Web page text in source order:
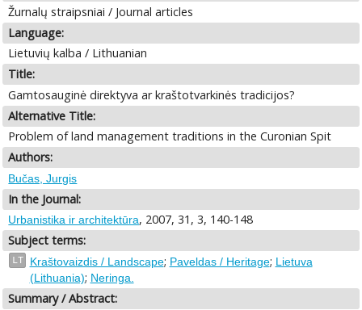
Žurnalų straipsniai / Journal articles
Language:
Lietuvių kalba / Lithuanian
Title:
Gamtosauginė direktyva ar kraštotvarkinės tradicijos?
Alternative Title:
Problem of land management traditions in the Curonian Spit
Authors:
Bučas, Jurgis
In the Journal:
Urbanistika ir architektūra, 2007, 31, 3, 140-148
Subject terms:
LT Kraštovaizdis / Landscape; Paveldas / Heritage; Lietuva
(Lithuania); Neringa.
Summary / Abstract: